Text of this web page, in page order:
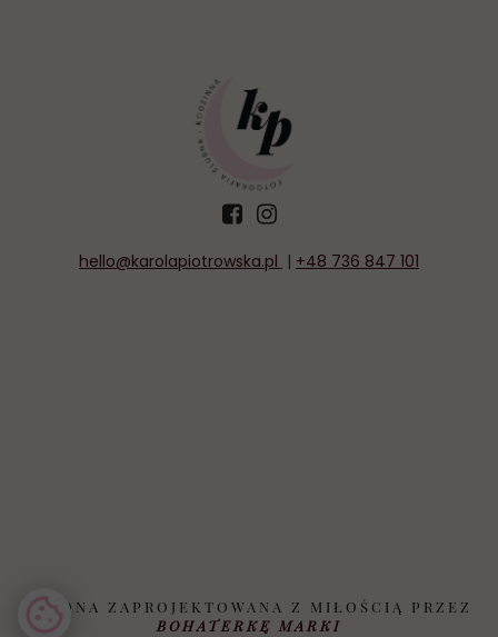
STRONA ZAPROJEKTOWANA Z MIŁOŚCIĄ PRZEZ
BOHATERKĘ MARKI
hello@karolapiotrowska.pl | +48 736 847 101